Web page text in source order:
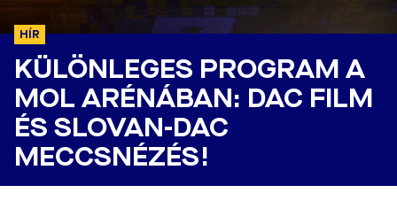
HÍR
KÜLÖNLEGES PROGRAM A
MOL ARÉNÁBAN: DAC FILM
ÉS SLOVAN-DAC
MECCSNÉZÉS!